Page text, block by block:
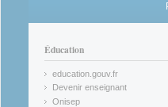
Éducation
education.gouv.fr
(link is external)
Devenir enseignant
(link is external)
Onisep